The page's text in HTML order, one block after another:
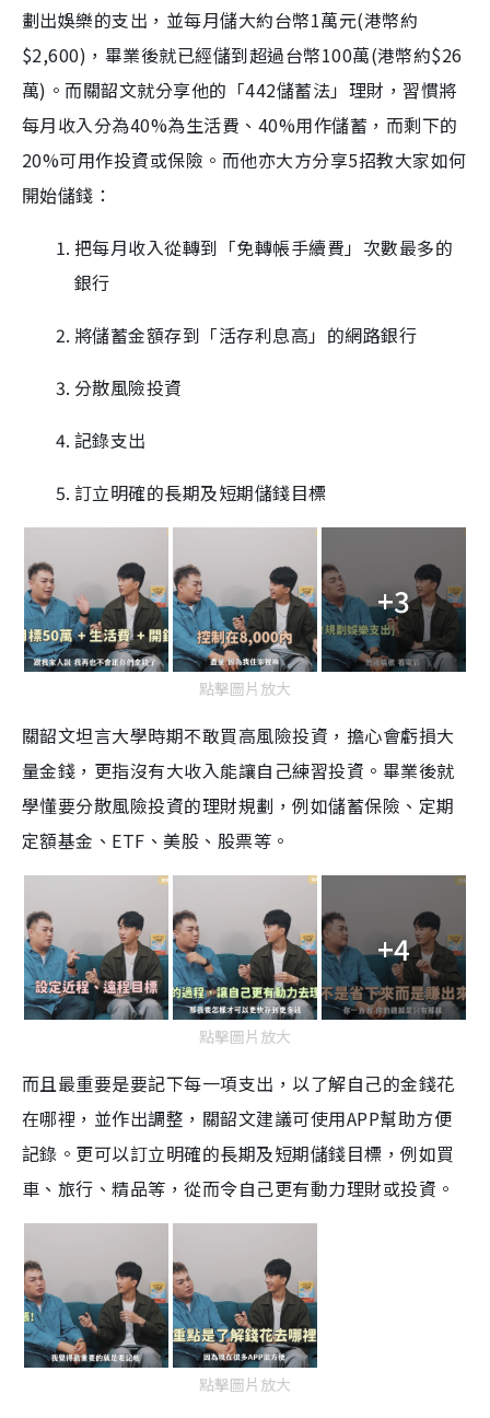
劃出娛樂的支出，並每月儲大約台幣1萬元(港幣約
$2,600)，畢業後就已經儲到超過台幣100萬(港幣約$26
萬)。而關韶文就分享他的「442儲蓄法」理財，習慣將
每月收入分為40%為生活費、40%用作儲蓄，而剩下的
20%可用作投資或保險。而他亦大方分享5招教大家如何
開始儲錢：
把每月收入從轉到「免轉帳手續費」次數最多的
銀行
將儲蓄金額存到「活存利息高」的網路銀行
分散風險投資
記錄支出
訂立明確的長期及短期儲錢目標
+3
點擊圖片放大
關韶文坦言大學時期不敢買高風險投資，擔心會虧損大
量金錢，更指沒有大收入能讓自己練習投資。畢業後就
學懂要分散風險投資的理財規劃，例如儲蓄保險、定期
定額基金、ETF、美股、股票等。
+4
點擊圖片放大
而且最重要是要記下每一項支出，以了解自己的金錢花
在哪裡，並作出調整，關韶文建議可使用APP幫助方便
記錄。更可以訂立明確的長期及短期儲錢目標，例如買
車、旅行、精品等，從而令自己更有動力理財或投資。
點擊圖片放大